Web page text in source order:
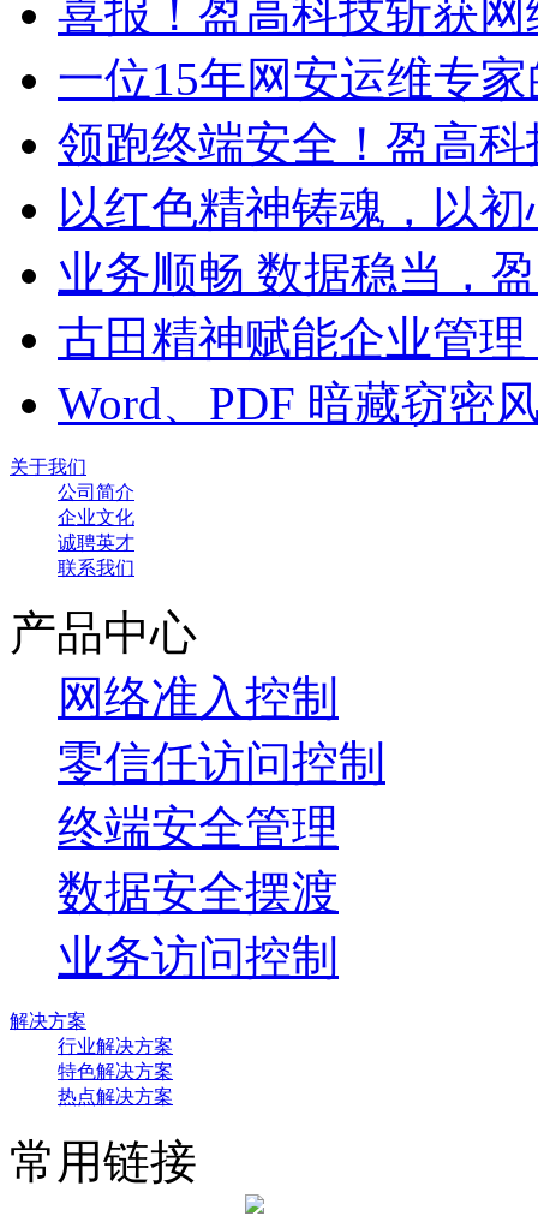
喜报！盈高科技斩获
一位15年网安运维专
领跑终端安全！盈高
以红色精神铸魂，以
业务顺畅 数据稳当，
古田精神赋能企业管
Word、PDF 暗藏窃密
关于我们
公司简介
企业文化
诚聘英才
联系我们
产品中心
网络准入控制
零信任访问控制
终端安全管理
数据安全摆渡
业务访问控制
解决方案
行业解决方案
特色解决方案
热点解决方案
常用链接